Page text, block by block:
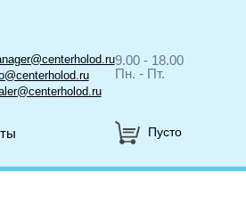
9.00 - 18.00
Пн. - Пт.
Пусто